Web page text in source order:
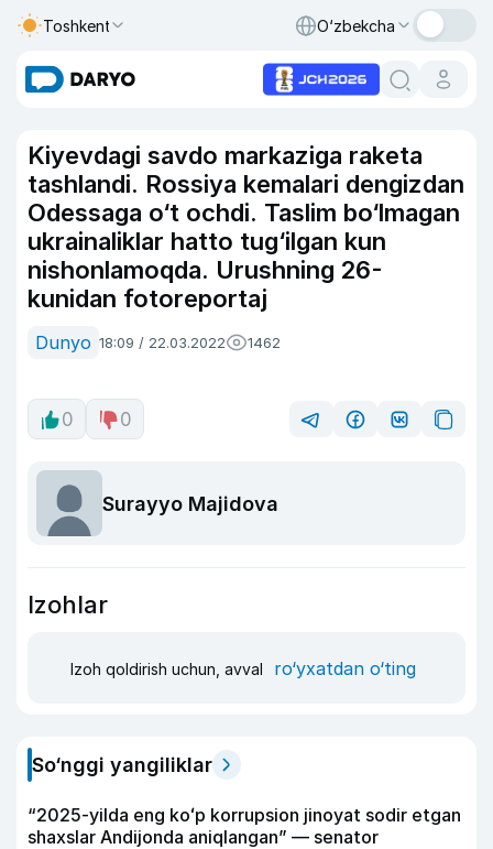
Toshkent O‘zbekcha
Kiyevdagi savdo markaziga raketa
tashlandi. Rossiya kemalari dengizdan
Odessaga o‘t ochdi. Taslim bo‘lmagan
ukrainaliklar hatto tug‘ilgan kun
nishonlamoqda. Urushning 26-
kunidan fotoreportaj
Dunyo 18:09 / 22.03.2022 1462
0 0
Surayyo Majidova
Izohlar
Izoh qoldirish uchun, avval ro‘yxatdan o‘ting
So‘nggi yangiliklar
“2025-yilda eng koʻp korrupsion jinoyat sodir etgan
shaxslar Andijonda aniqlangan” — senator